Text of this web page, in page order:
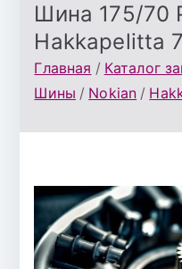
Шина 175/70
Hakkapelitta
Главная
Каталог
Шины
Nokian